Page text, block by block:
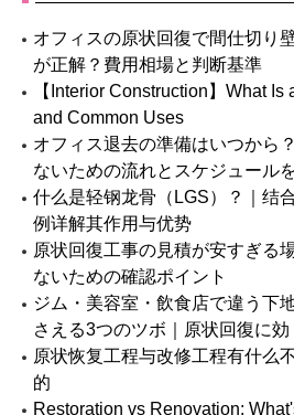
オフィスの原状回復で間仕切り
が正解？費用相場と判断基準
【Interior Construction】What
and Common Uses
オフィス退去の準備はいつから
ないための流れとスケジュール
什么是轻钢龙骨（LGS）？｜结
例详解其作用与优势
原状回復工事の見積が安すぎる
ないための確認ポイント
ジム・美容室・飲食店で違う下
さえる3つのツボ｜原状回復に
原状恢复工程与改修工程有什么
的
Restoration vs Renovation: